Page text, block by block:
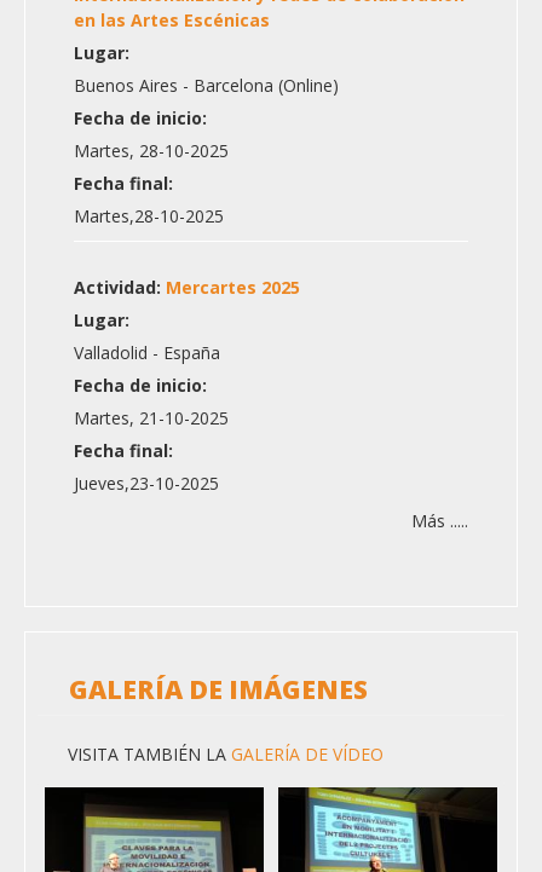
en las Artes Escénicas
Lugar:
Buenos Aires - Barcelona (Online)
Fecha de inicio:
Martes, 28-10-2025
Fecha final:
Martes,28-10-2025
Actividad: Mercartes 2025
Lugar:
Valladolid - España
Fecha de inicio:
Martes, 21-10-2025
Fecha final:
Jueves,23-10-2025
Más .....
GALERÍA DE IMÁGENES
VISITA TAMBIÉN LA GALERÍA DE VÍDEO